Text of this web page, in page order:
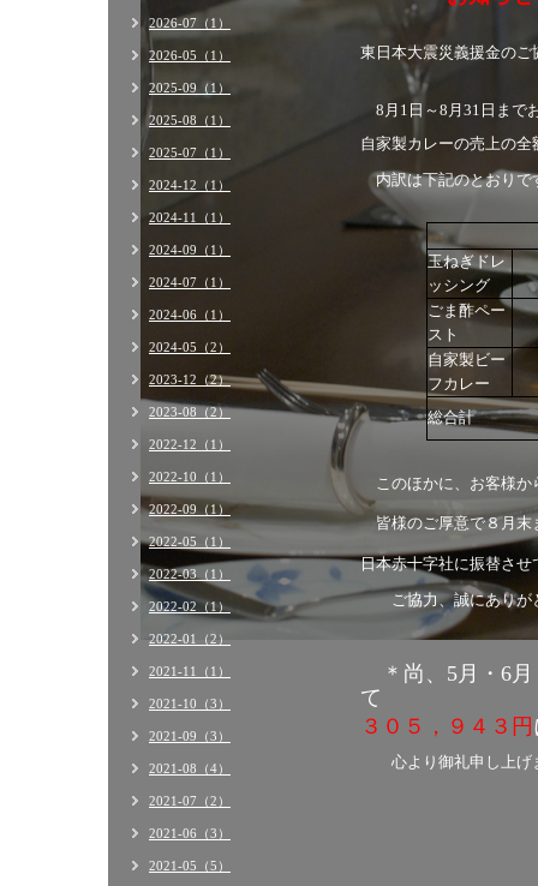
東日本大震災義援金の
8月1日～8月31日まで
自家製カレーの売上の
内訳は下記のとおりで
玉ねぎドレ
ッシング
ごま酢ペー
スト
自家製ビー
フカレー
総合計
このほかに、お客様か
皆様のご厚意で８月末
日本赤十字社に振替させ
ご協力、誠にありが
＊尚、5月・6月
３０５，９４３円
心より御礼申し上げ
2026-07（1）
2026-05（1）
2025-09（1）
2025-08（1）
2025-07（1）
2024-12（1）
2024-11（1）
2024-09（1）
2024-07（1）
2024-06（1）
2024-05（2）
2023-12（2）
2023-08（2）
2022-12（1）
2022-10（1）
2022-09（1）
2022-05（1）
2022-03（1）
2022-02（1）
2022-01（2）
2021-11（1）
2021-10（3）
2021-09（3）
2021-08（4）
2021-07（2）
2021-06（3）
2021-05（5）